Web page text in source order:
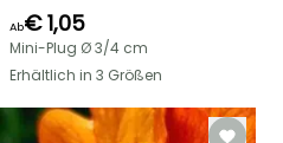
Ab€ 1,05
Mini-Plug Ø 3/4 cm
Erhältlich in 3 Größen